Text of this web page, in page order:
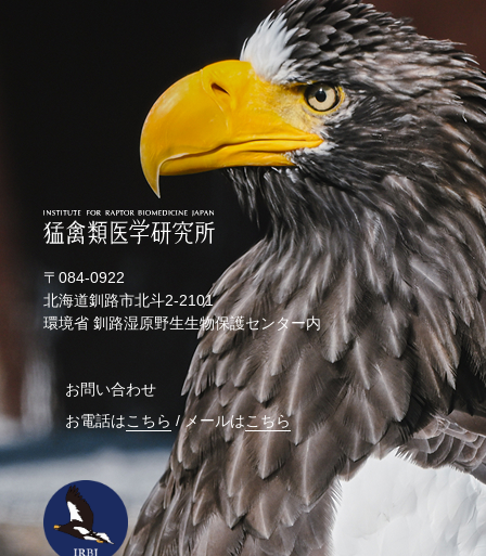
〒084-0922
北海道釧路市北斗2-2101
環境省 釧路湿原野生生物保護センター内
お問い合わせ
お電話はこちら /メールはこちら